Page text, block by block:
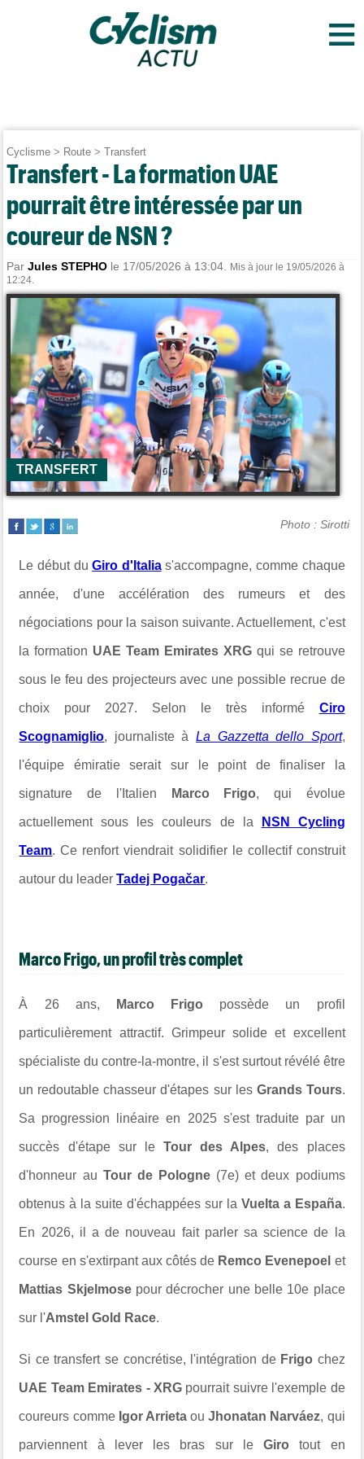
≡
Cyclisme > Route >Transfert
Transfert - La formation UAE
pourrait être intéressée par un
coureur de NSN ?
ParJules STEPHO le 17/05/2026 à 13:04.
Mis à jour le 19/05/2026 à
12:24.
TRANSFERT
Photo : Sirotti
Le début duGiro d'Italias'accompagne, comme chaque
année, d'une accélération des rumeurs et des
négociations pour la saison suivante. Actuellement, c'est
la formation UAE Team Emirates XRGqui se retrouve
sous le feu des projecteurs avec une possible recrue de
choix pour 2027. Selon le très informé Ciro
Scognamiglio, journaliste à La Gazzetta dello Sport,
l'équipe émiratie serait sur le point de finaliser la
signature de l'Italien Marco Frigo, qui évolue
actuellement sous les couleurs de la NSN Cycling
Team. Ce renfort viendrait solidifier le collectif construit
autour du leaderTadej Pogačar.
Marco Frigo, un profil très complet
À 26 ans, Marco Frigo possède un profil
particulièrement attractif. Grimpeur solide et excellent
spécialiste du contre-la-montre, il s'est surtout révélé être
un redoutable chasseur d'étapes sur les Grands Tours.
Sa progression linéaire en 2025 s'est traduite par un
succès d'étape sur le Tour des Alpes, des places
d'honneur au Tour de Pologne (7e) et deux podiums
obtenus à la suite d'échappées sur la Vuelta a España.
En 2026, il a de nouveau fait parler sa science de la
course en s'extirpant aux côtés de Remco Evenepoel et
Mattias Skjelmosepour décrocher une belle 10e place
sur l'Amstel Gold Race.
Si ce transfert se concrétise, l'intégration de Frigo chez
UAE Team Emirates - XRG pourrait suivre l'exemple de
coureurs comme Igor ArrietaouJhonatan Narváez, qui
parviennent à lever les bras sur leGirotout en